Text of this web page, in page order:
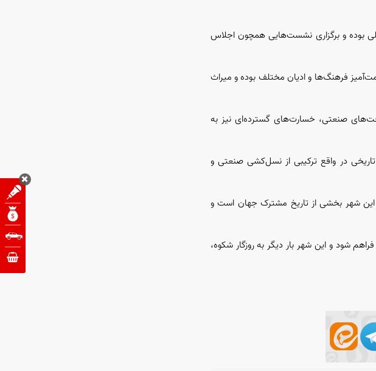
بوده و برگزاری نشست‌هایی همچون اجلاس
فرهنگ‌ها و ادیان مختلف بوده و میراث
صنعتی، خسارت‌های گسترده‌ای نیز به
در واقع ترکیبی از نسل‌کشی صنعتی و
و این شهر بخشی از تاریخ مشترک جهان است و
شود و این شهر بار دیگر به روزگار شکوه،